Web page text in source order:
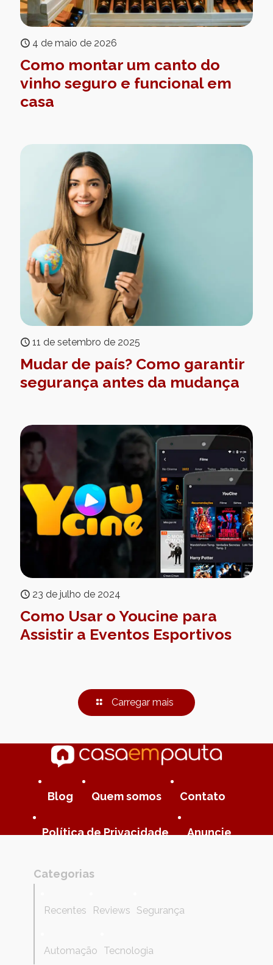
4 de maio de 2026
Como montar um canto do
vinho seguro e funcional em
casa
11 de setembro de 2025
Mudar de país? Como garantir
segurança antes da mudança
23 de julho de 2024
Como Usar o Youcine para
Assistir a Eventos Esportivos
Carregar mais
Blog Quem somos Contato
Política de Privacidade Anuncie
Categorias
Recentes Reviews Segurança
Automação Tecnologia